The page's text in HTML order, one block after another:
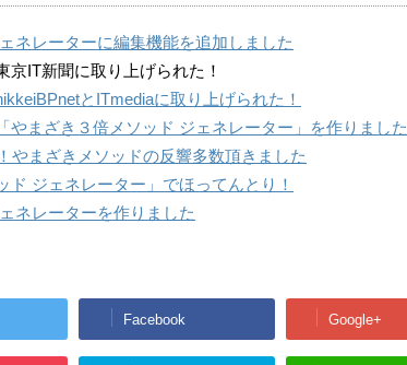
ネレーターに編集機能を追加しました
京IT新聞に取り上げられた！
とITmediaに取り上げられた！
やまざき３倍メソッド ジェネレーター」を作りました
やまざきメソッドの反響多数頂きました
ド ジェネレーター」でほってんとり！
ネレーターを作りました
Facebook Google+